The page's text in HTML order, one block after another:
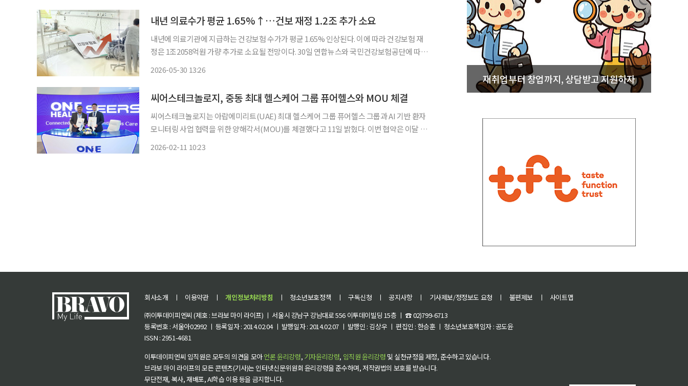
내년 의료수가 평균 1.65%↑…건보 재정 1.2조 추가 소요
내년에 의료기관에 지급하는 건강보험 수가가 평균 1.65% 인상된다. 이에 따라 건강보험 재
정은 1조2058억원 가량 추가로 소요될 전망이다. 30일 연합뉴스와 국민건강보험공단에 따르
2026-05-30 13:26
씨어스테크놀로지, 중동 최대 헬스케어 그룹 퓨어헬스와 MOU 체결
씨어스테크놀로지는 아랍에미리트(UAE) 최대 헬스케어 그룹 퓨어헬스 그룹과 AI 기반 환자
모니터링 사업 협력을 위한 양해각서(MOU)를 체결했다고 11일 밝혔다. 이번 협약은 이달 10
2026-02-11 10:23
재취업부터 창업까지, 상담받고 지원하자
회사소개 ㅣ 이용약관 ㅣ 개인정보처리방침 ㅣ 청소년보호정책 ㅣ 구독신청 ㅣ 공지사항 ㅣ 기사제보/정정보도 요청 ㅣ 불편제보 ㅣ
사이트맵
㈜이투데이피엔씨 (제호 : 브라보 마이 라이프) ㅣ 서울시 강남구 강남대로 556 이투데이빌딩 15층 ㅣ ☎ 02)799-6713
등록번호 : 서울아02992 ㅣ 등록일자 : 2014.02.04 ㅣ 발행일자 : 2014.02.07 ㅣ 발행인 : 김상우 ㅣ 편집인 : 한승훈 ㅣ 청소년보호책임자 : 공도윤
ISSN : 2951-4681
이투데이피엔씨 임직원은 모두의 의견을 모아언론 윤리강령, 기자윤리강령, 임직원 윤리강령 및 실천규정을 제정, 준수하고 있습니다.
브라보 마이 라이프의 모든 콘텐츠(기사)는 인터넷신문위원회 윤리강령을 준수하며, 저작권법의 보호를 받습니다.
무단전재, 복사, 재배포, AI학습 이용 등을 금지합니다.